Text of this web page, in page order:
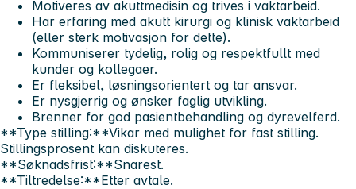
Motiveres av akuttmedisin og trives i vaktarbeid.
Har erfaring med akutt kirurgi og klinisk vaktarbeid
(eller sterk motivasjon for dette).
Kommuniserer tydelig, rolig og respektfullt med
kunder og kollegaer.
Er fleksibel, løsningsorientert og tar ansvar.
Er nysgjerrig og ønsker faglig utvikling.
Brenner for god pasientbehandling og dyrevelferd.
**Type stilling:**Vikar med mulighet for fast stilling.
Stillingsprosent kan diskuteres.
**Søknadsfrist:**Snarest.
**Tiltredelse:**Etter avtale.